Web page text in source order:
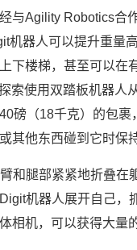
与Agility Robotics合
机器人可以提升重量
下楼梯，甚至可以在
索使用双踏板机器人
磅（18千克）的包裹
其他东西碰到它时保
和腿部紧紧地折叠在
机器人展开自己，
相机，可以获得大量